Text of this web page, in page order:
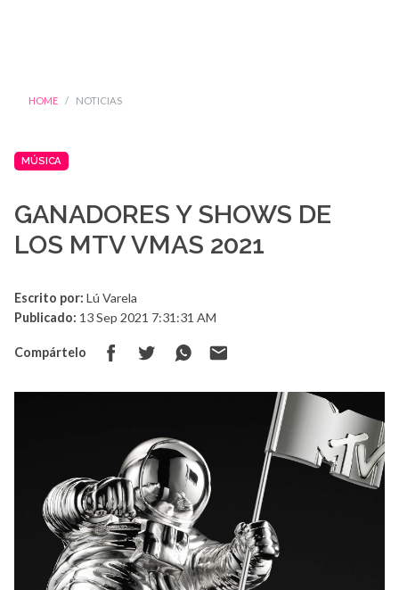
HOME NOTICIAS
MÚSICA
GANADORES Y SHOWS DE
LOS MTV VMAS 2021
Escrito por: Lú Varela
Publicado: 13 Sep 2021 7:31:31 AM
Compártelo